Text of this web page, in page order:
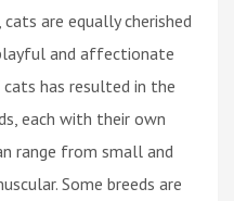
are equally cherished
and affectionate
has resulted in the
each with their own
range from small and
Some breeds are